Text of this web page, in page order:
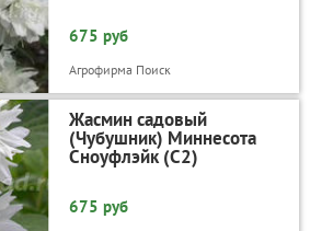
675 руб
Агрофирма Поиск
Жасмин садовый
(Чубушник) Миннесота
Сноуфлэйк (С2)
675 руб